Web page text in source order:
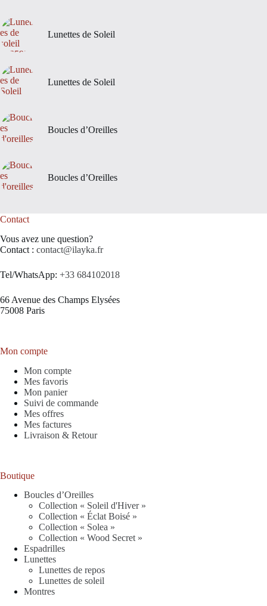
Lunettes de Soleil
Lunettes de Soleil
Boucles d’Oreilles
Boucles d’Oreilles
Contact
Vous avez une question?
Contact : contact@ilayka.fr
Tel/WhatsApp: +33 684102018
66 Avenue des Champs Elysées
75008 Paris
Mon compte
Mon compte
Mes favoris
Mon panier
Suivi de commande
Mes offres
Mes factures
Livraison & Retour
Boutique
Boucles d’Oreilles
Collection « Soleil d'Hiver »
Collection « Éclat Boisé »
Collection « Solea »
Collection « Wood Secret »
Espadrilles
Lunettes
Lunettes de repos
Lunettes de soleil
Montres